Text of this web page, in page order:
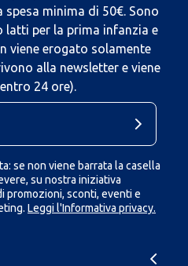
spesa minima di 50€. Sono
latti per la prima infanzia e
viene erogato solamente
alla newsletter e viene
24 ore).
se non viene barrata la casella
su nostra iniziativa
promozioni, sconti, eventi e
Leggi l'Informativa privacy.